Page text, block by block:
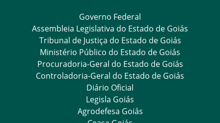
Governo Federal
Assembleia Legislativa do Estado de Goiás
Tribunal de Justiça do Estado de Goiás
Ministério Público do Estado de Goiás
Procuradoria-Geral do Estado de Goiás
Controladoria-Geral do Estado de Goiás
Diário Oficial
Legisla Goiás
Agrodefesa Goiás